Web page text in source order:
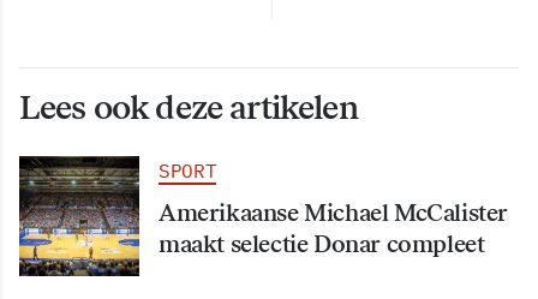
Lees ook deze artikelen
SPORT
Amerikaanse Michael McCalister
maakt selectie Donar compleet